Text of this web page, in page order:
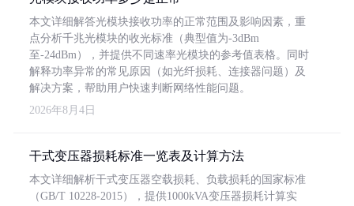
本文详细解答光模块接收功率的正常范围及影响因素，重
点分析千兆光模块的收光标准（典型值为-3dBm
至-24dBm），并提供不同速率光模块的参考值表格。同时
解释功率异常的常见原因（如光纤损耗、连接器问题）及
解决方案，帮助用户快速判断网络性能问题。
2026年8月4日
干式变压器损耗标准一览表及计算方法
本文详细解析干式变压器空载损耗、负载损耗的国家标准
（GB/T 10228-2015），提供1000kVA变压器损耗计算实